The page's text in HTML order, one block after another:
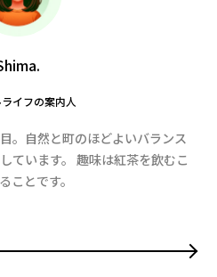
イフの案内人
。自然と町のほどよいバランス
ています。 趣味は紅茶を飲むこ
ことです。